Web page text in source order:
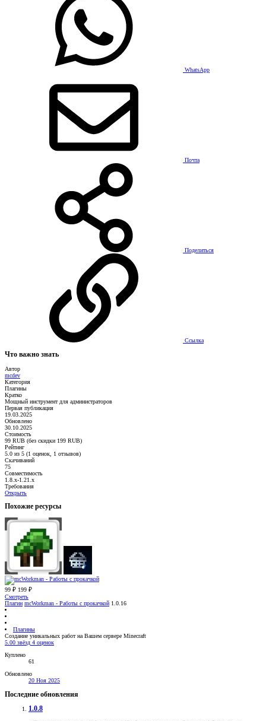
WhatsApp
Почта
Поделиться
Ссылка
Что важно знать
Автор
mcdev
Категория
Плагины
Кратко
Мощный инструмент для администраторов
Первая публикация
19.03.2025
Обновлено
30.10.2025
Стоимость
99 RUB (без скидки 199 RUB)
Рейтинг
5.0 из 5 (1 оценок, 1 отзывов)
Скачиваний
75
Совместимость
1.8.x-1.21.x
Требования
Открыть
Похожие ресурсы
99 ₽ 199 ₽
Смотреть
Плагин mcWorkman - Работы с прокачкой 1.0.16
Плагины
Создание уникальных работ на Вашем сервере Minecraft
5.00 звёзд 4 оценок
Куплено
61
Обновлено
20 Ноя 2025
Последние обновления
1.0.8